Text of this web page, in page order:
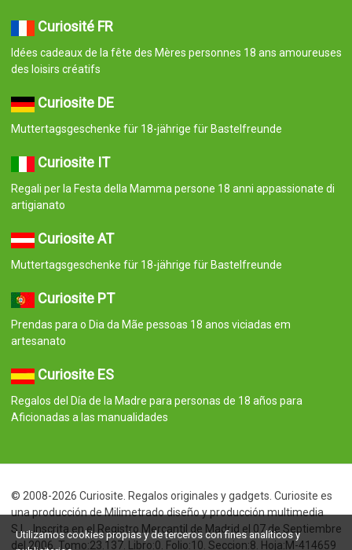
Curiosité FR
Idées cadeaux de la fête des Mères personnes 18 ans amoureuses
des loisirs créatifs
Curiosite DE
Muttertagsgeschenke für 18-jährige für Bastelfreunde
Curiosite IT
Regali per la Festa della Mamma persone 18 anni appassionate di
artigianato
Curiosite AT
Muttertagsgeschenke für 18-jährige für Bastelfreunde
Curiosite PT
Prendas para o Dia da Mãe pessoas 18 anos viciadas em
artesanato
Curiosite ES
Regalos del Día de la Madre para personas de 18 años para
Aficionadas a las manualidades
© 2008-2026 Curiosite. Regalos originales y gadgets. Curiosite es
una producción de Milimetrado diseño y producción multimedia
S.L.. Inscrita en el Registro Mercantil de Madrid el 07 de Septiembre
del 2006. Tomo:23.137. Libro:0. Folio:10. Seccion:8. Hoja:M-414659
Utilizamos cookies propias y de terceros con fines analíticos y